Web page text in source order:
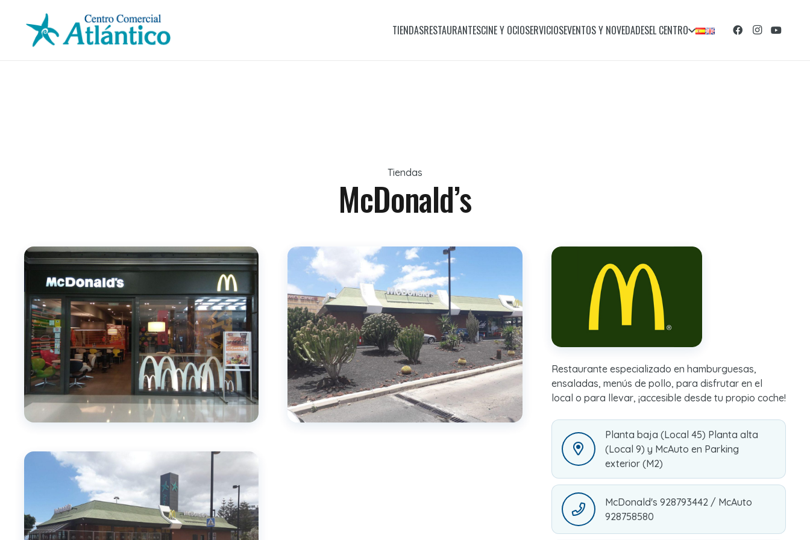
TIENDASRESTAURANTESCINE Y OCIOSERVICIOSEVENTOS Y NOVEDADESEL CENTRO
Tiendas
McDonald’s
Restaurante especializado en hamburguesas,
ensaladas, menús de pollo, para disfrutar en el
local o para llevar, ¡accesible desde tu propio coche!
Planta baja (Local 45) Planta alta
(Local 9) y McAuto en Parking
exterior (M2)
McDonald's 928793442 / McAuto
928758580